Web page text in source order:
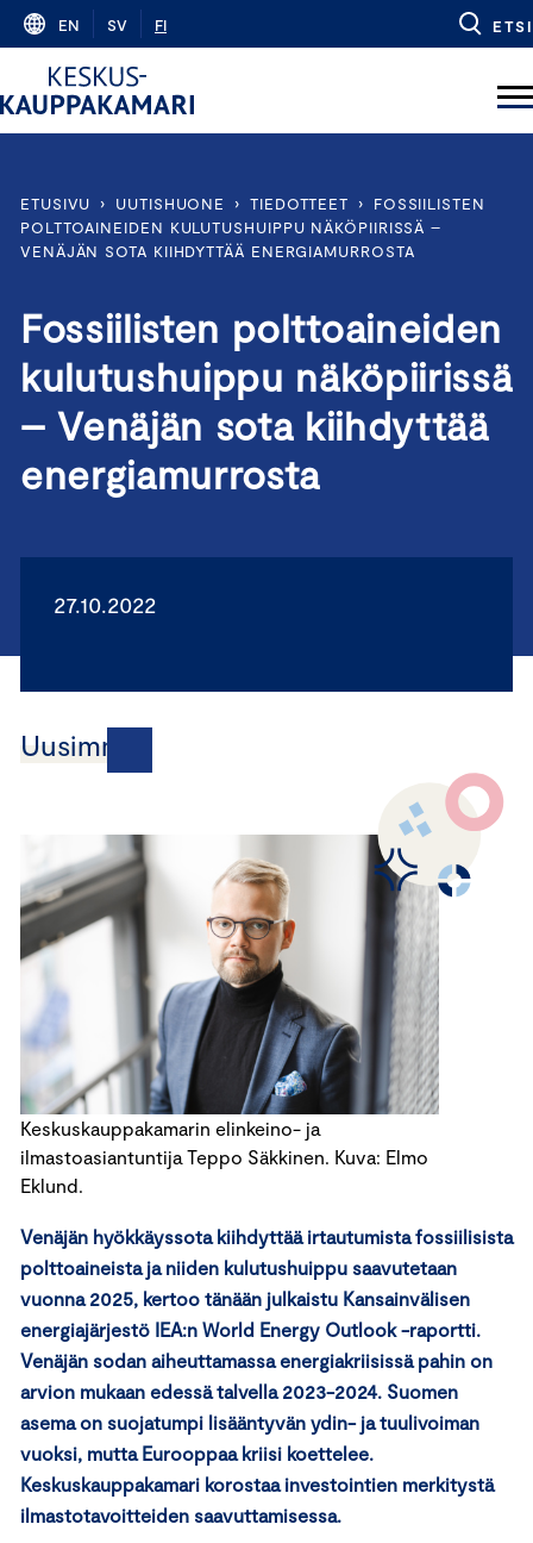
Skip
content
EN SV FI ETSI
ETUSIVU › UUTISHUONE › TIEDOTTEET ›
FOSSIILISTEN
POLTTOAINEIDEN KULUTUSHUIPPU NÄKÖPIIRISSÄ –
VENÄJÄN SOTA KIIHDYTTÄÄ ENERGIAMURROSTA
Fossiilisten polttoaineiden
kulutushuippu näköpiirissä
– Venäjän sota kiihdyttää
energiamurrosta
27.10.2022
Uusimmat
Keskuskauppakamarin elinkeino- ja
ilmastoasiantuntija Teppo Säkkinen. Kuva: Elmo
Eklund.
Venäjän hyökkäyssota kiihdyttää irtautumista fossiilisista
polttoaineista ja niiden kulutushuippu saavutetaan
vuonna 2025, kertoo tänään julkaistu Kansainvälisen
energiajärjestö IEA:n World Energy Outlook -raportti.
Venäjän sodan aiheuttamassa energiakriisissä pahin on
arvion mukaan edessä talvella 2023-2024. Suomen
asema on suojatumpi lisääntyvän ydin- ja tuulivoiman
vuoksi, mutta Eurooppaa kriisi koettelee.
Keskuskauppakamari korostaa investointien merkitystä
ilmastotavoitteiden saavuttamisessa.